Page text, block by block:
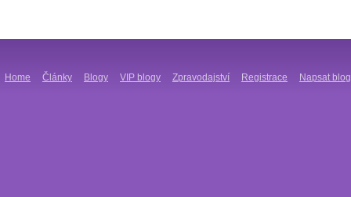
Home Články Blogy VIP blogy Zpravodajství Registrace Napsat blog